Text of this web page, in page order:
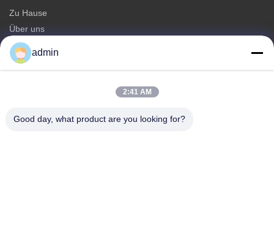
Zu Hause
Über uns
produits
Kontakt
dreieckiger Antennturm
admin
2:41 AM
Good day, what product are you looking for?